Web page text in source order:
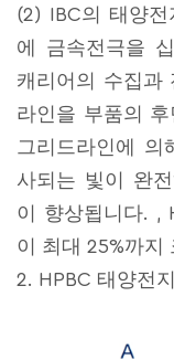
(2) IBC의 태양
에 금속전극을
캐리어의 수집과
라인을 부품의
그리드라인에 의
사되는 빛이 완
이 향상됩니다. ,
이 최대 25%까지
2. HPBC 태양전